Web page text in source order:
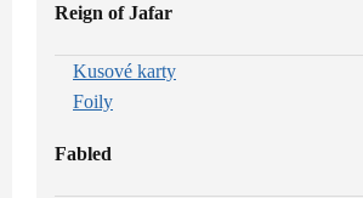
Reign of Jafar
Kusové karty
Foily
Fabled